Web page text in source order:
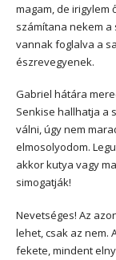
magam, de irigylem
számítana nekem a
vannak foglalva a
észrevegyenek.
Gabriel hátára
Senkise hallhatja a
válni, úgy nem
elmosolyodom.
akkor kutya vagy
simogatják!
Nevetséges! Az
lehet, csak az nem.
fekete, mindent